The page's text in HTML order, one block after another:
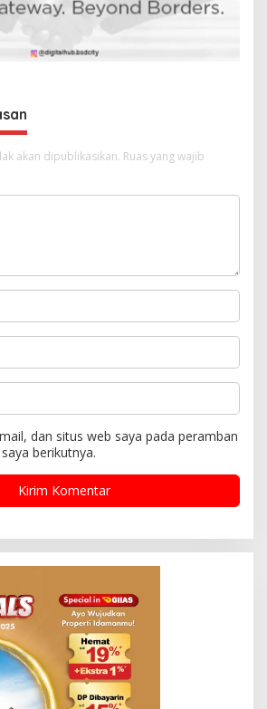
akan dipublikasikan. Ruas yang wajib
dan situs web saya pada peramban
berikutnya.